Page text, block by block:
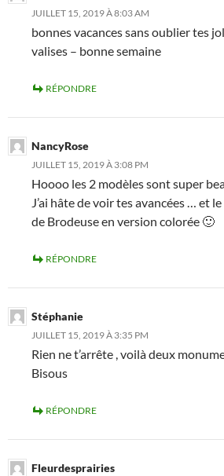
JUILLET 15, 2019 À 8:03 AM
bonnes vacances sans oublier tes
valises – bonne semaine
RÉPONDRE
NancyRose
JUILLET 15, 2019 À 3:08 PM
Hoooo les 2 modèles sont super
J’ai hâte de voir tes avancées … et
de Brodeuse en version colorée 🙂
RÉPONDRE
Stéphanie
JUILLET 15, 2019 À 3:35 PM
Rien ne t’arrête , voilà deux
Bisous
RÉPONDRE
Fleurdesprairies